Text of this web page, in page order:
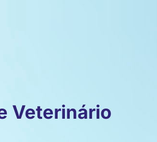
Veterinário